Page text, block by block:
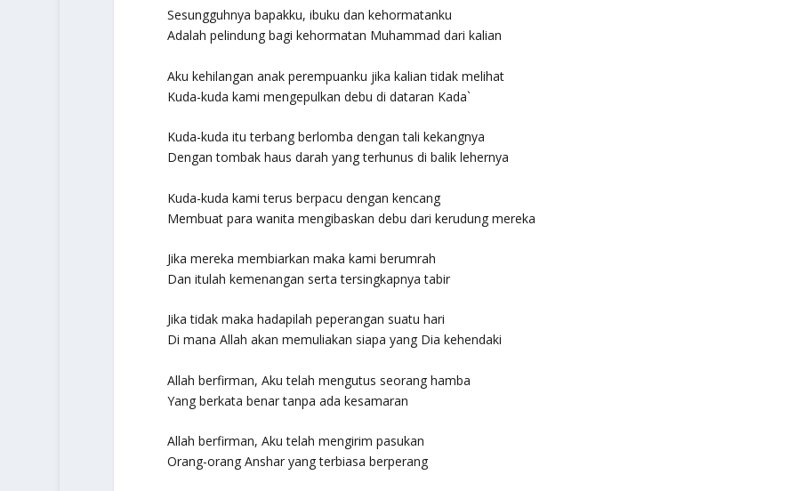
Sesungguhnya bapakku, ibuku dan kehormatanku
Adalah pelindung bagi kehormatan Muhammad dari kalian
Aku kehilangan anak perempuanku jika kalian tidak melihat
Kuda-kuda kami mengepulkan debu di dataran Kada`
Kuda-kuda itu terbang berlomba dengan tali kekangnya
Dengan tombak haus darah yang terhunus di balik lehernya
Kuda-kuda kami terus berpacu dengan kencang
Membuat para wanita mengibaskan debu dari kerudung mereka
Jika mereka membiarkan maka kami berumrah
Dan itulah kemenangan serta tersingkapnya tabir
Jika tidak maka hadapilah peperangan suatu hari
Di mana Allah akan memuliakan siapa yang Dia kehendaki
Allah berfirman, Aku telah mengutus seorang hamba
Yang berkata benar tanpa ada kesamaran
Allah berfirman, Aku telah mengirim pasukan
Orang-orang Anshar yang terbiasa berperang